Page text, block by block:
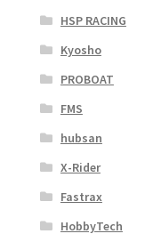
HSP RACING
Kyosho
PROBOAT
FMS
hubsan
X-Rider
Fastrax
HobbyTech